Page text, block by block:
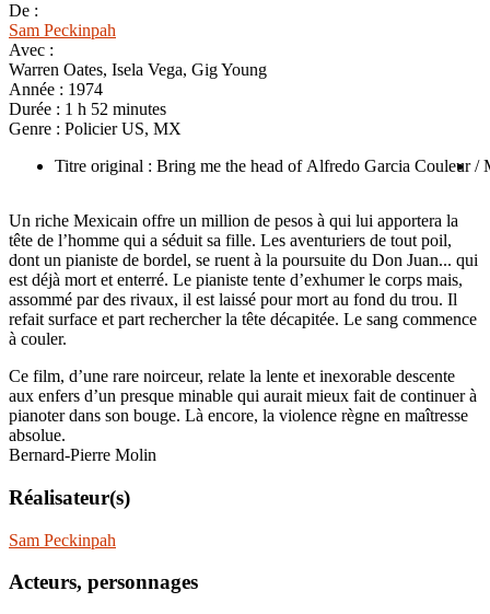
De :
Sam Peckinpah
Avec :
Warren Oates, Isela Vega, Gig Young
Année : 1974
Durée : 1 h 52 minutes
Genre : Policier US, MX
Titre original : Bring me the head of Alfredo Garcia Couleur /
Un riche Mexicain offre un million de pesos à qui lui apportera la
tête de l’homme qui a séduit sa fille. Les aventuriers de tout poil,
dont un pianiste de bordel, se ruent à la poursuite du Don Juan... qui
est déjà mort et enterré. Le pianiste tente d’exhumer le corps mais,
assommé par des rivaux, il est laissé pour mort au fond du trou. Il
refait surface et part rechercher la tête décapitée. Le sang commence
à couler.
Ce film, d’une rare noirceur, relate la lente et inexorable descente
aux enfers d’un presque minable qui aurait mieux fait de continuer à
pianoter dans son bouge. Là encore, la violence règne en maîtresse
absolue.
Bernard-Pierre Molin
Réalisateur(s)
Sam Peckinpah
Acteurs, personnages